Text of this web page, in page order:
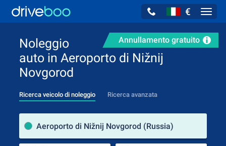
€
Annullamento gratuito
Noleggio
auto in Aeroporto di Nižnij
Novgorod
Ricerca veicolo di noleggio Ricerca avanzata
Aeroporto di Nižnij Novgorod (Russia)